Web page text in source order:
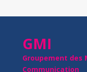
GMI
Groupement des
Communication